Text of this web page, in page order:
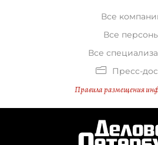
Все
Все
Все
Пресс-
Правила размещения